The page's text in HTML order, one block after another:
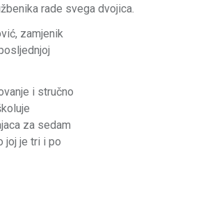
rade svega dvojica.
zamjenik
i stručno
za sedam
joj je tri i po